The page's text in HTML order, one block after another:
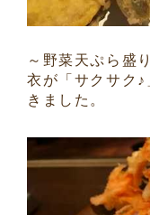
～野菜天ぷら盛
衣が「サクサク
きました。